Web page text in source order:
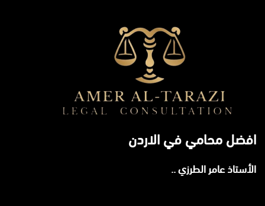
افضل محامي في الاردن
الأستاذ عامر الطرزي ..